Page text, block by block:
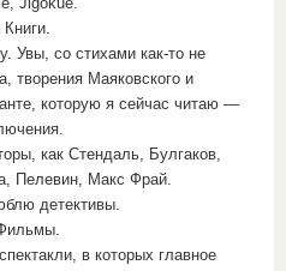
Jigokue.
Увы, со стихами как-то не
творения Маяковского и
которую я сейчас читаю —
как Стендаль, Булгаков,
Пелевин, Макс Фрай.
детективы.
в которых главное